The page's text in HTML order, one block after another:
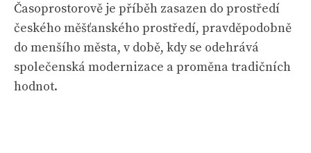
Časoprostorově je příběh zasazen do prostředí
českého měšťanského prostředí, pravděpodobně
do menšího města, v době, kdy se odehrává
společenská modernizace a proměna tradičních
hodnot.